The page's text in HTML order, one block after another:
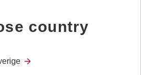
hengsler.
country